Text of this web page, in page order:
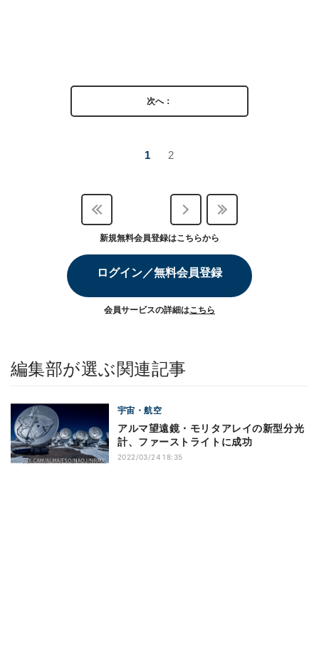
次へ：
1 2
新規無料会員登録はこちらから
ログイン／無料会員登録
会員サービスの詳細はこちら
編集部が選ぶ関連記事
宇宙・航空
アルマ望遠鏡・モリタアレイの新型分光
計、ファーストライトに成功
2022/03/24 18:35